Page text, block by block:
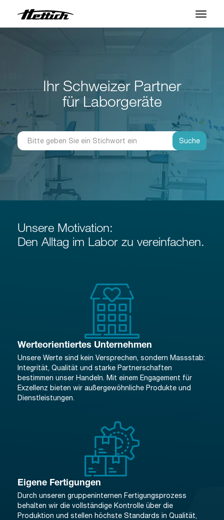
Marken
Support Center
Über uns
News & Events
Downloads
Ihr Schweizer Partner
für Laborgeräte
Suche
Unsere Motivation:
Den Alltag im Labor zu vereinfachen.
Werteorientiertes Unternehmen
Unsere Werte sind kein Versprechen, sondern Massstab:
Integrität, Qualität und starke Partnerschaften
bestimmen unser Handeln. Mit einem Engagement für
Exzellenz bieten wir außergewöhnliche Produkte und
Dienstleistungen.
Eigene Fertigungen
Durch unseren gruppeninternen Fertigungsprozess
behalten wir die vollständige Kontrolle über die
Produktion und stellen höchste Standards in Qualität,